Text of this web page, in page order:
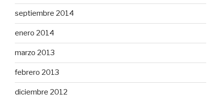
septiembre 2014
enero 2014
marzo 2013
febrero 2013
diciembre 2012